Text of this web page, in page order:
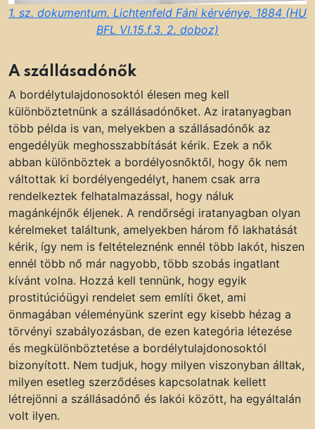
1. sz. dokumentum. Lichtenfeld Fáni kérvénye, 1884 (HU
BFL VI.15.f.3. 2. doboz)
A szállásadónők
A bordélytulajdonosoktól élesen meg kell
különböztetnünk a szállásadónőket. Az iratanyagban
több példa is van, melyekben a szállásadónők az
engedélyük meghosszabbítását kérik. Ezek a nők
abban különböztek a bordélyosnőktől, hogy ők nem
váltottak ki bordélyengedélyt, hanem csak arra
rendelkeztek felhatalmazással, hogy náluk
magánkéjnők éljenek. A rendőrségi iratanyagban olyan
kérelmeket találtunk, amelyekben három fő lakhatását
kérik, így nem is feltételeznénk ennél több lakót, hiszen
ennél több nő már nagyobb, több szobás ingatlant
kívánt volna. Hozzá kell tennünk, hogy egyik
prostitúcióügyi rendelet sem említi őket, ami
önmagában véleményünk szerint egy kisebb hézag a
törvényi szabályozásban, de ezen kategória létezése
és megkülönböztetése a bordélytulajdonosoktól
bizonyított. Nem tudjuk, hogy milyen viszonyban álltak,
milyen esetleg szerződéses kapcsolatnak kellett
létrejönni a szállásadónő és lakói között, ha egyáltalán
volt ilyen.